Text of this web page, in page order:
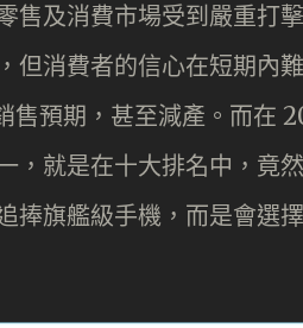
售及消費市場受到嚴重打
但消費者的信心在短期內
售預期，甚至減產。而在
，就是在十大排名中，竟
捧旗艦級手機，而是會選